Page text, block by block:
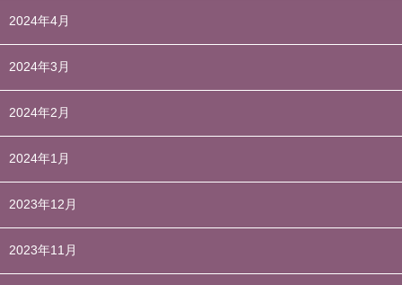
2024年4月
2024年3月
2024年2月
2024年1月
2023年12月
2023年11月